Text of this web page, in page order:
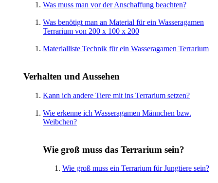
Was muss man vor der Anschaffung beachten?
Was benötigt man an Material für ein Wasseragamen
Terrarium von 200 x 100 x 200
Materialliste Technik für ein Wasseragamen Terrarium
Verhalten und Aussehen
Kann ich andere Tiere mit ins Terrarium setzen?
Wie erkenne ich Wasseragamen Männchen bzw.
Weibchen?
Wie groß muss das Terrarium sein?
Wie groß muss ein Terrarium für Jungtiere sein?